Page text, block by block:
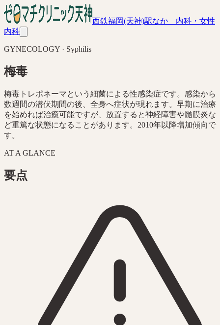
西鉄福岡(天神)駅なか 内科・女性
内科
GYNECOLOGY · Syphilis
梅毒
梅毒トレポネーマという細菌による性感染症です。感染から
数週間の潜伏期間の後、全身へ症状が現れます。早期に治療
を始めれば治癒可能ですが、放置すると神経障害や髄膜炎な
ど重篤な状態になることがあります。2010年以降増加傾向で
す。
AT A GLANCE
要点